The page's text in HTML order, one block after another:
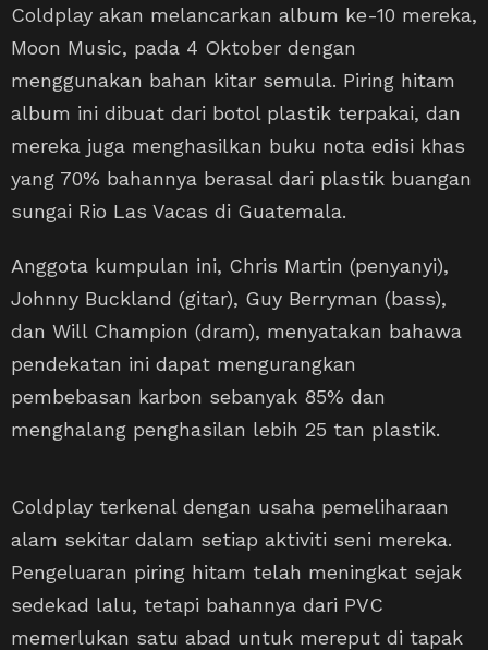
Coldplay akan melancarkan album ke-10 mereka,
Moon Music, pada 4 Oktober dengan
menggunakan bahan kitar semula. Piring hitam
album ini dibuat dari botol plastik terpakai, dan
mereka juga menghasilkan buku nota edisi khas
yang 70% bahannya berasal dari plastik buangan
sungai Rio Las Vacas di Guatemala.
Anggota kumpulan ini, Chris Martin (penyanyi),
Johnny Buckland (gitar), Guy Berryman (bass),
dan Will Champion (dram), menyatakan bahawa
pendekatan ini dapat mengurangkan
pembebasan karbon sebanyak 85% dan
menghalang penghasilan lebih 25 tan plastik.
Coldplay terkenal dengan usaha pemeliharaan
alam sekitar dalam setiap aktiviti seni mereka.
Pengeluaran piring hitam telah meningkat sejak
sedekad lalu, tetapi bahannya dari PVC
memerlukan satu abad untuk mereput di tapak